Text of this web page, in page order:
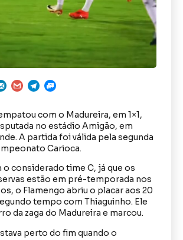
com o Madureira, em 1×1,
no estádio Amigão, em
A partida foi válida pela segunda
Carioca.
considerado time C, já que os
estão em pré-temporada nos
o Flamengo abriu o placar aos 20
tempo com Thiaguinho. Ele
da zaga do Madureira e marcou.
perto do fim quando o